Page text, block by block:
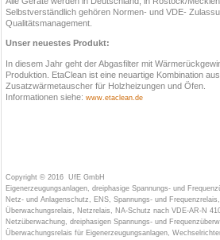
Selbstverständlich gehören Normen- und VDE-
Qualitätsmanagement.
Unser neuestes Produkt:
In diesem Jahr geht der Abgasfilter mit
Produktion. EtaClean ist eine neuartige Kombination
Zusatzwärmetauscher für Holzheizungen und Öfen.
Informationen siehe: www.etaclean.de
Copyright © 2016 UfE GmbH
Eigenerzeugungsanlagen, dreiphasige Spannungs- und
Netz- und Anlagenschutz, ENS, Spannungs- und Frequenzrelais,
Überwachungsrelais, Netzrelais, NA-Schutz nach VDE-AR-N
Netzüberwachung, dreiphasigen Spannungs- und
Überwachungsrelais für Eigenerzeugungsanlagen,